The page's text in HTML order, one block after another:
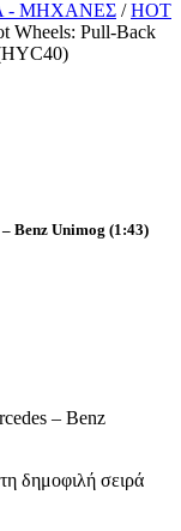
- ΜΗΧΑΝΕΣ /HOT
Wheels: Pull-Back
Benz Unimog (1:43)
– Benz
δημοφιλή σειρά